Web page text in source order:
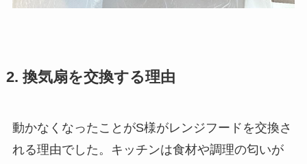
2. 換気扇を交換する理由
動かなくなったことがS様がレンジフードを交換さ
れる理由でした。キッチンは食材や調理の匂いが